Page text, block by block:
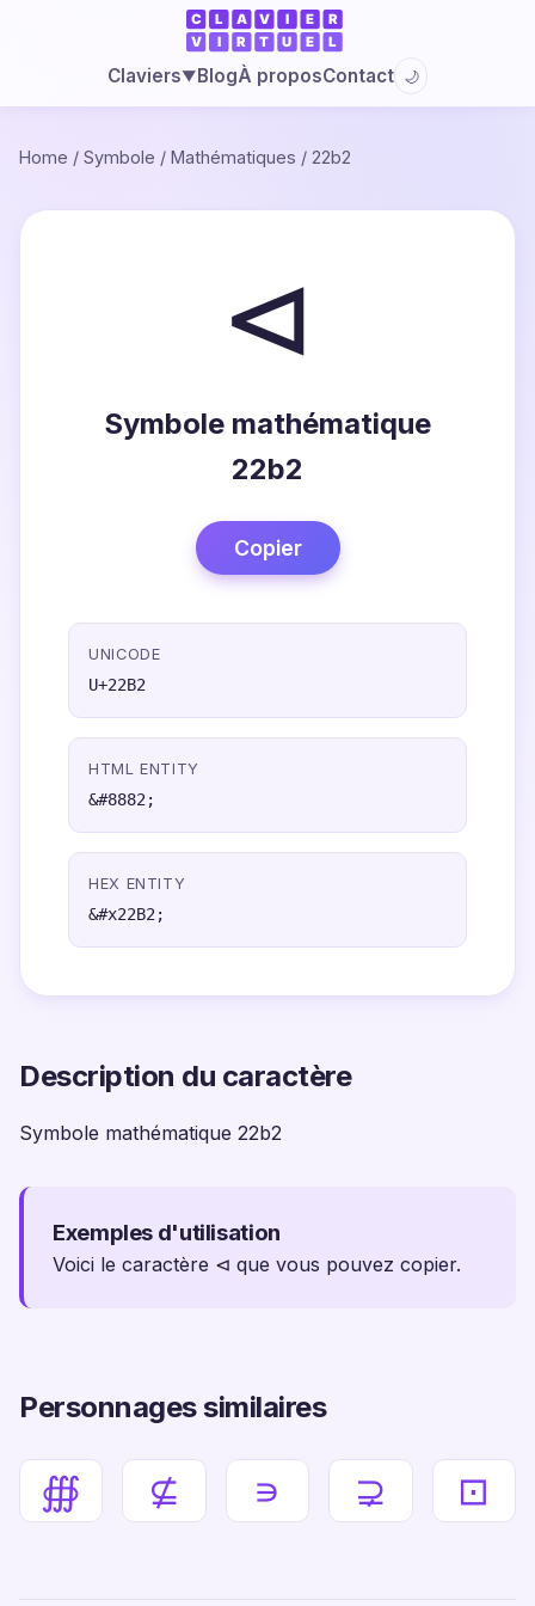
Claviers▼BlogÀ proposContact 🌙
Home / Symbole / Mathématiques / 22b2
⊲
Symbole mathématique
22b2
Copier
UNICODE
U+22B2
HTML ENTITY
&#8882;
HEX ENTITY
&#x22B2;
Description du caractère
Symbole mathématique 22b2
Exemples d'utilisation
Voici le caractère ⊲ que vous pouvez copier.
Personnages similaires
∰ ⊈ ∍ ⊋ ⊡